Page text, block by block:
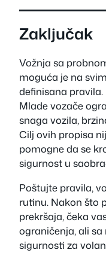
Zaključak
Vožnja sa
moguća je na
definisana pravila.
Mlade vozače
snaga vozila,
Cilj ovih propisa
pomogne da se
sigurnost u
Poštujte pravila,
rutinu. Nakon što
prekršaja, čeka
ograničenja, ali
sigurnosti za